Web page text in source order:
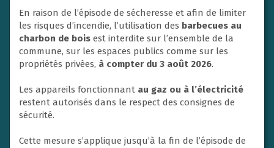
des Maires de France (AMF) et à la Protection civile en
privilégiant un soutien financier afin de contribuer
efficacement aux secours et à l’aide apportée aux
victimes.
Un don va donc être adressé dans ce sens par la ville
de Le Rheu à la Protection civile. En effet, les soutiens
financiers sont privilégiés par les autorités afin de
mettre en place les opérations d’urgence.
Nous ne manquerons pas également de relayer et
soutenir toute initiative nationale à destination des
habitants si un appel à la solidarité est lancé.
En raison de l’épisode de sécheresse et afin de limiter
les risques d’incendie, l’utilisation des barbecues au
charbon de bois est interdite sur l’ensemble de la
commune, sur les espaces publics comme sur les
propriétés privées, à compter du 3 août 2026.
Les appareils fonctionnant au gaz ou à l’électricité
restent autorisés dans le respect des consignes de
sécurité.
Cette mesure s’applique jusqu’à la fin de l’épisode de